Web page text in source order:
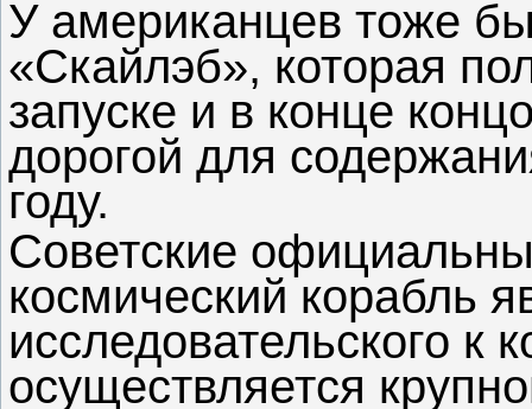
У американцев тоже
«Скайлэб», которая
запуске и в конце
дорогой для
году.
Советские
космический корабль
исследовательского к
осуществляется